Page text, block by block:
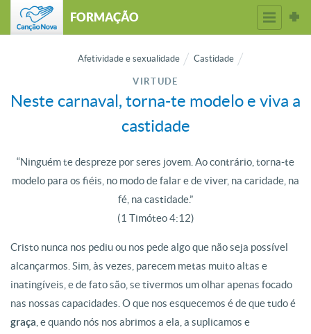
FORMAÇÃO
Afetividade e sexualidade Castidade
VIRTUDE
Neste carnaval, torna-te modelo e viva a
castidade
“Ninguém te despreze por seres jovem. Ao contrário, torna-te
modelo para os fiéis, no modo de falar e de viver, na caridade, na
fé, na castidade.”
(1 Timóteo 4:12)
Cristo nunca nos pediu ou nos pede algo que não seja possível
alcançarmos. Sim, às vezes, parecem metas muito altas e
inatingíveis, e de fato são, se tivermos um olhar apenas focado
nas nossas capacidades. O que nos esquecemos é de que tudo é
graça , e quando nós nos abrimos a ela, a suplicamos e